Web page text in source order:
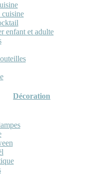
cuisine
enfant et adulte
Décoration